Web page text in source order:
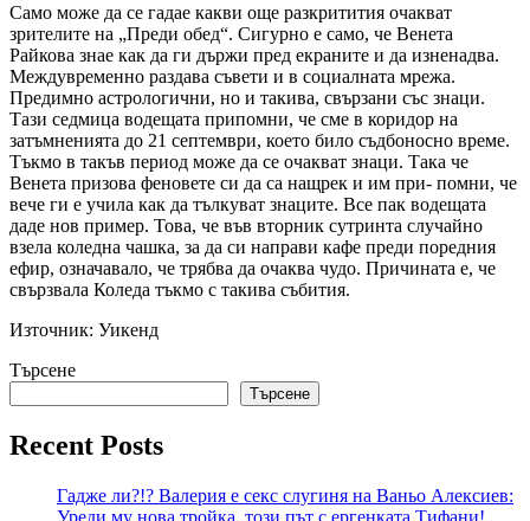
Само може да се гадае какви още разкритития очакват
зрителите на „Преди обед“. Сигурно е само, че Венета
Райкова знае как да ги държи пред екраните и да изненадва.
Междувременно раздава съвети и в социалната мрежа.
Предимно астрологични, но и такива, свързани със знаци.
Тази седмица водещата припомни, че сме в коридор на
затъмненията до 21 септември, което било съдбоносно време.
Тъкмо в такъв период може да се очакват знаци. Така че
Венета призова феновете си да са нащрек и им при- помни, че
вече ги е учила как да тълкуват знаците. Все пак водещата
даде нов пример. Това, че във вторник сутринта случайно
взела коледна чашка, за да си направи кафе преди поредния
ефир, означавало, че трябва да очаква чудо. Причината е, че
свързвала Коледа тъкмо с такива събития.
Източник: Уикенд
Търсене
Търсене
Recent Posts
Гадже ли?!? Валерия е секс слугиня на Ваньо Алексиев:
Уреди му нова тройка, този път с ергенката Тифани!